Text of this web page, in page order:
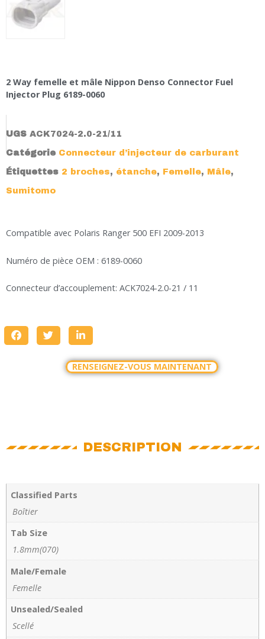
2 Way femelle et mâle Nippon Denso Connector Fuel
Injector Plug 6189-0060
UGS ACK7024-2.0-21/11
Catégorie Connecteur d’injecteur de carburant
Étiquettes 2 broches, étanche, Femelle, Mâle,
Sumitomo
Compatible avec Polaris Ranger 500 EFI 2009-2013
Numéro de pièce OEM : 6189-0060
Connecteur d’accouplement: ACK7024-2.0-21 / 11
RENSEIGNEZ-VOUS MAINTENANT
DESCRIPTION
Classified Parts
Boîtier
Tab Size
1.8mm(070)
Male/Female
Femelle
Unsealed/Sealed
Scellé